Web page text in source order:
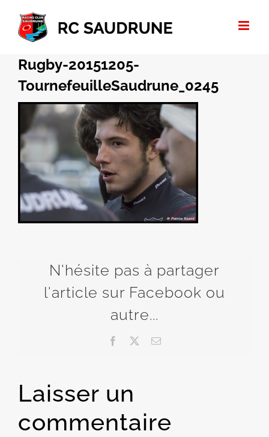
Passer
contenu
Rugby-20151205-
TournefeuilleSaudrune_0245
N'hésite pas à partager
l'article sur Facebook ou
autre...
Facebook Email
Laisser un
commentaire